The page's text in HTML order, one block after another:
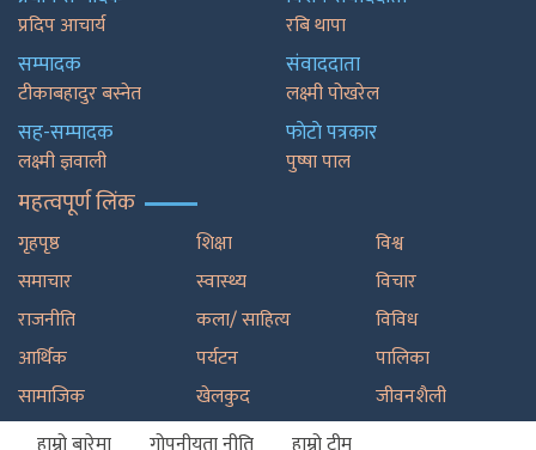
प्रदिप आचार्य
सम्पादक
टीकाबहादुर बस्नेत
सह-सम्पादक
लक्ष्मी ज्ञवाली
रबि थापा
संवाददाता
लक्ष्मी पोखरेल
फाेटाे पत्रकार
पुष्षा पाल
महत्वपूर्ण लिंक
गृहपृष्ठ
समाचार
राजनीति
आर्थिक
सामाजिक
शिक्षा
स्वास्थ्य
कला/ साहित्य
पर्यटन
खेलकुद
विश्व
विचार
विविध
पालिका
जीवनशैली